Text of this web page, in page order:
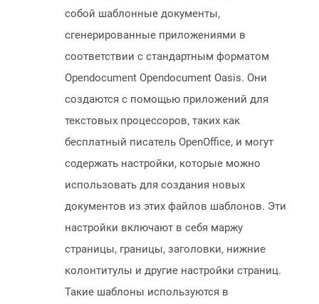
собой шаблонные документы,
сгенерированные приложениями в
соответствии с стандартным форматом
Opendocument Opendocument Oasis. Они
создаются с помощью приложений для
текстовых процессоров, таких как
бесплатный писатель OpenOffice, и могут
содержать настройки, которые можно
использовать для создания новых
документов из этих файлов шаблонов. Эти
настройки включают в себя маржу
страницы, границы, заголовки, нижние
колонтитулы и другие настройки страниц.
Такие шаблоны используются в